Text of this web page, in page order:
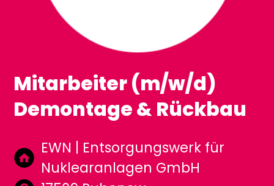
Mitarbeiter (m/w/d)
Demontage & Rückbau
EWN | Entsorgungswerk für
Nuklearanlagen GmbH